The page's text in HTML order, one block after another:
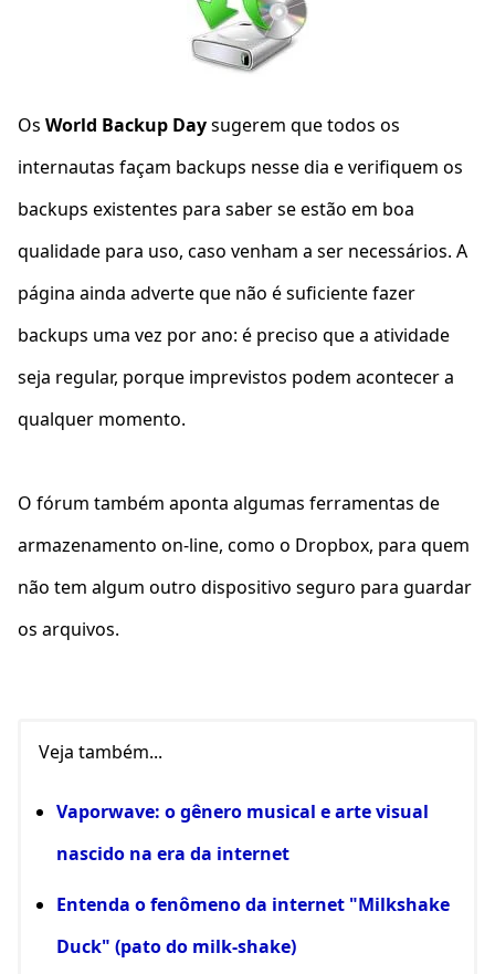
Os World Backup Daysugerem que todos os
internautas façam backups nesse dia e verifiquem os
backups existentes para saber se estão em boa
qualidade para uso, caso venham a ser necessários. A
página ainda adverte que não é suficiente fazer
backups uma vez por ano: é preciso que a atividade
seja regular, porque imprevistos podem acontecer a
qualquer momento.
O fórum também aponta algumas ferramentas de
armazenamento on-line, como o Dropbox, para quem
não tem algum outro dispositivo seguro para guardar
os arquivos.
Veja também...
Vaporwave: o gênero musical e arte visual
nascido na era da internet
Entenda o fenômeno da internet "Milkshake
Duck" (pato do milk-shake)